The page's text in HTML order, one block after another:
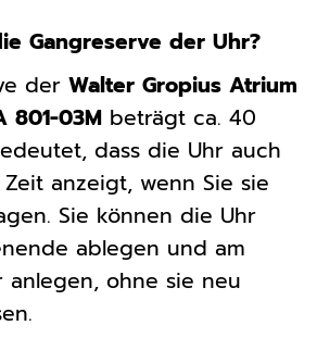
Gangreserve der Uhr?
der Walter Gropius Atrium
801-03M beträgt ca. 40
dass die Uhr auch
anzeigt, wenn Sie sie
Sie können die Uhr
ablegen und am
ohne sie neu